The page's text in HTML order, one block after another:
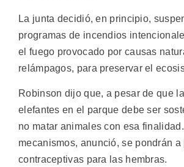
La junta decidió, en principio,
programas de incendios
el fuego provocado por causas
relámpagos, para preservar el
Robinson dijo que, a pesar de que
elefantes en el parque debe ser
no matar animales con esa
mecanismos, anunció, se pondrán
contraceptivas para las hembras.